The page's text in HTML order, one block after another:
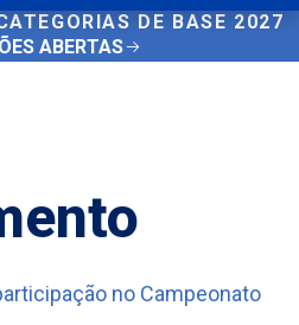
DE BASE 2027
ABERTAS
no Campeonato